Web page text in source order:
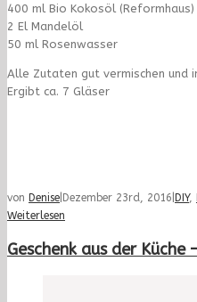
400 ml Bio Kokosöl (Reformhaus)
2 El Mandelöl
50 ml Rosenwasser
Alle Zutaten gut vermischen und
Ergibt ca. 7 Gläser
von Denise Dezember 23rd, 2016 DIY,
Weiterlesen
Geschenk aus der